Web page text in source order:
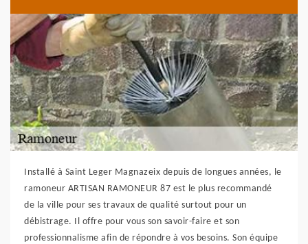
Installé à Saint Leger Magnazeix depuis de longues années, le
ramoneur ARTISAN RAMONEUR 87 est le plus recommandé
de la ville pour ses travaux de qualité surtout pour un
débistrage. Il offre pour vous son savoir-faire et son
professionnalisme afin de répondre à vos besoins. Son équipe